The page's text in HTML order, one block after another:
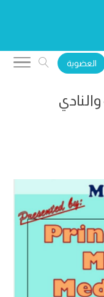
العضوية
اجتماع مجلس إدارتها الـ 45 والنادي